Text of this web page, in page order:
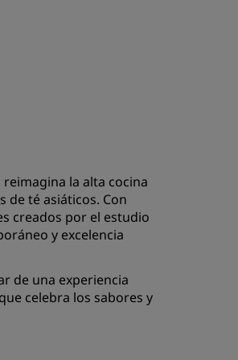
la alta cocina
de té asiáticos. Con
creados por el estudio
y excelencia
de una experiencia
celebra los sabores y